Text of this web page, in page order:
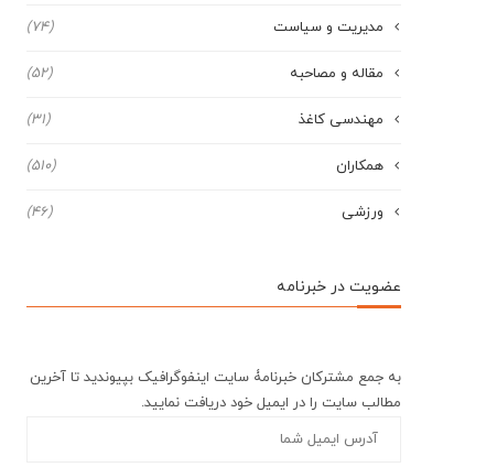
مدیریت و سیاست (74)
مقاله و مصاحبه (52)
مهندسی کاغذ (31)
همکاران (510)
ورزشی (46)
عضویت در خبرنامه
به جمع مشترکان خبرنامۀ سایت اینفوگرافیک بپیوندید تا آخرین
مطالب سایت را در ایمیل خود دریافت نمایید.